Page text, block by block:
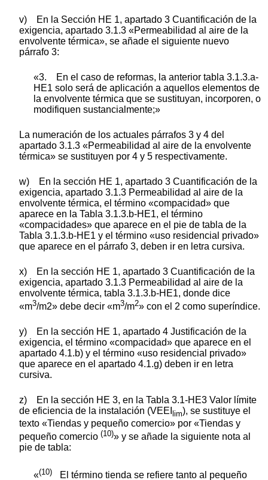
v) En la Sección HE 1, apartado 3 Cuantificación de la
exigencia, apartado 3.1.3 «Permeabilidad al aire de la
envolvente térmica», se añade el siguiente nuevo
párrafo 3:
«3. En el caso de reformas, la anterior tabla 3.1.3.a-
HE1 solo será de aplicación a aquellos elementos de
la envolvente térmica que se sustituyan, incorporen, o
modifiquen sustancialmente;»
La numeración de los actuales párrafos 3 y 4 del
apartado 3.1.3 «Permeabilidad al aire de la envolvente
térmica» se sustituyen por 4 y 5 respectivamente.
w) En la sección HE 1, apartado 3 Cuantificación de la
exigencia, apartado 3.1.3 Permeabilidad al aire de la
envolvente térmica, el término «compacidad» que
aparece en la Tabla 3.1.3.b-HE1, el término
«compacidades» que aparece en el pie de tabla de la
Tabla 3.1.3.b-HE1 y el término «uso residencial privado»
que aparece en el párrafo 3, deben ir en letra cursiva.
x) En la sección HE 1, apartado 3 Cuantificación de la
exigencia, apartado 3.1.3 Permeabilidad al aire de la
envolvente térmica, tabla 3.1.3.b-HE1, donde dice
«m3/m2» debe decir «m3/m2» con el 2 como superíndice.
y) En la sección HE 1, apartado 4 Justificación de la
exigencia, el término «compacidad» que aparece en el
apartado 4.1.b) y el término «uso residencial privado»
que aparece en el apartado 4.1.g) deben ir en letra
cursiva.
z) En la sección HE 3, en la Tabla 3.1-HE3 Valor límite
de eficiencia de la instalación (VEEI lim), se sustituye el
texto «Tiendas y pequeño comercio» por «Tiendas y
pequeño comercio (10)» y se añade la siguiente nota al
pie de tabla:
«(10) El término tienda se refiere tanto al pequeño